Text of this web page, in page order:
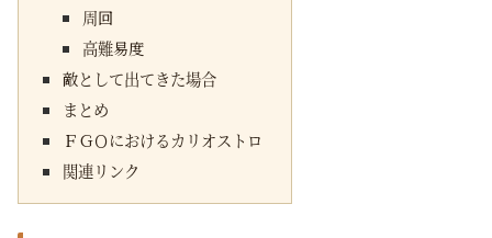
周回
高難易度
敵として出てきた場合
まとめ
ＦＧＯにおけるカリオストロ
関連リンク